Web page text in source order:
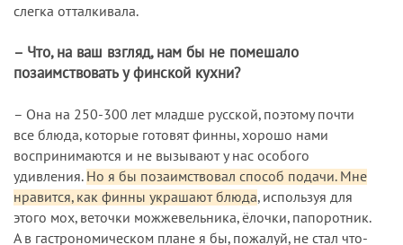
слегка отталкивала.
– Что, на ваш взгляд, нам бы не помешало
позаимствовать у финской кухни?
– Она на 250-300 лет младше русской, поэтому почти
все блюда, которые готовят финны, хорошо нами
воспринимаются и не вызывают у нас особого
удивления. Но я бы позаимствовал способ подачи. Мне
нравится, как финны украшают блюда, используя для
этого мох, веточки можжевельника, ёлочки, папоротник.
А в гастрономическом плане я бы, пожалуй, не стал что-